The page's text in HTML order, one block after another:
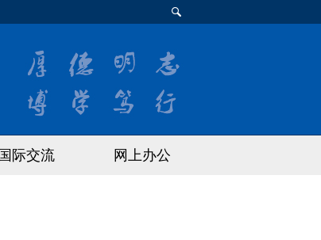
国际交流 网上办公